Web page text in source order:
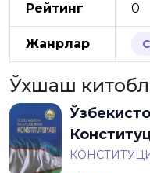
Рейтинг 0
Жанрлар
Ўхшаш